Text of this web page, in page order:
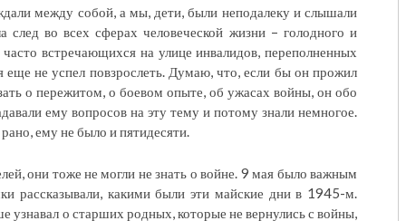
между собой, а мы, дети, были неподалеку и слышали
след во всех сферах человеческой жизни – голодного и
встречающихся на улице инвалидов, переполненных
не успел повзрослеть. Думаю, что, если бы он прожил
о пережитом, о боевом опыте, об ужасах войны, он обо
ему вопросов на эту тему и потому знали немногое.
ему не было и пятидесяти.
они тоже не могли не знать о войне. 9 мая было важным
рассказывали, какими были эти майские дни в 1945-м.
узнавал о старших родных, которые не вернулись с войны,